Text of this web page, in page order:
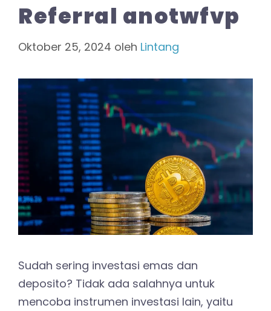
Referral anotwfvp
Oktober 25, 2024 oleh Lintang
Sudah sering investasi emas dan
deposito? Tidak ada salahnya untuk
mencoba instrumen investasi lain, yaitu